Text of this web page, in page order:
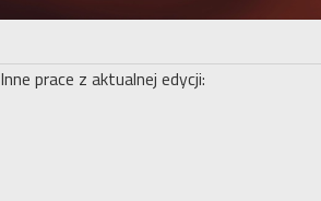
Inne prace z aktualnej edycji: